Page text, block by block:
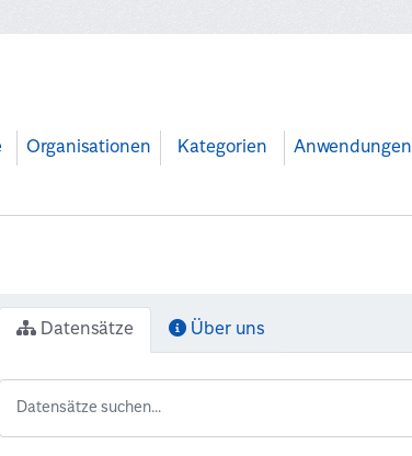
Organisationen Kategorien Anwendungen
Datensätze Über uns